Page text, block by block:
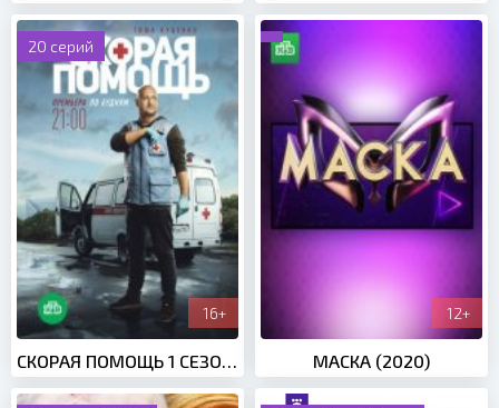
20 серий
16+ 12+
МАСКА (2020)